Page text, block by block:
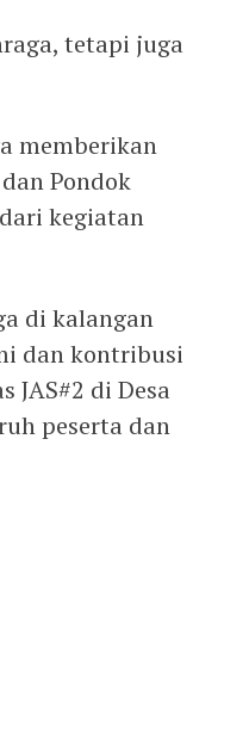
tetapi juga
memberikan
Pondok
kegiatan
di kalangan
dan kontribusi
JAS#2 di Desa
peserta dan